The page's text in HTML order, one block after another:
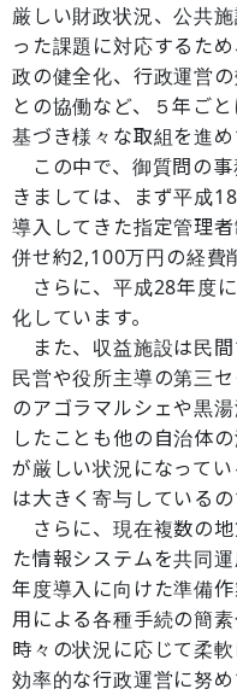
厳しい財政状況、公共
った課題に対応するた
政の健全化、行政運営
との協働など、５年ご
基づき様々な取組を進め
この中で、御質問の
きましては、まず平成
導入してきた指定管理
併せ約2,100万円の経費
さらに、平成28年度
化しています。
また、収益施設は民
民営や役所主導の第三
のアゴラマルシェや黒
したことも他の自治体
が厳しい状況になって
は大きく寄与しているの
さらに、現在複数の
た情報システムを共同
年度導入に向けた準備
用による各種手続の簡
時々の状況に応じて柔
効率的な行政運営に努め